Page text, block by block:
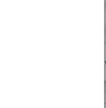
ilości narzędzi do